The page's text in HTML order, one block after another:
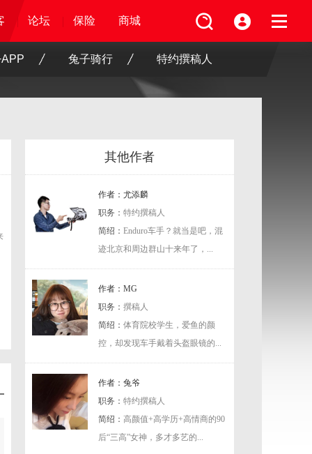
保险 商城
论坛 保险 商城
论坛 保险 商城
论坛 保险 商城
兔子骑行 特约撰稿人
其他作者
作者：尤添麟
职务： 特约撰稿人
简绍： Enduro车手？就当是吧，混
迹北京和周边群山十来年了，...
作者：MG
职务： 撰稿人
简绍： 体育院校学生，爱鱼的颜
控，却发现车手戴着头盔眼镜的...
作者：兔爷
职务： 特约撰稿人
简绍： 高颜值+高学历+高情商的90
后“三高”女神，多才多艺的...